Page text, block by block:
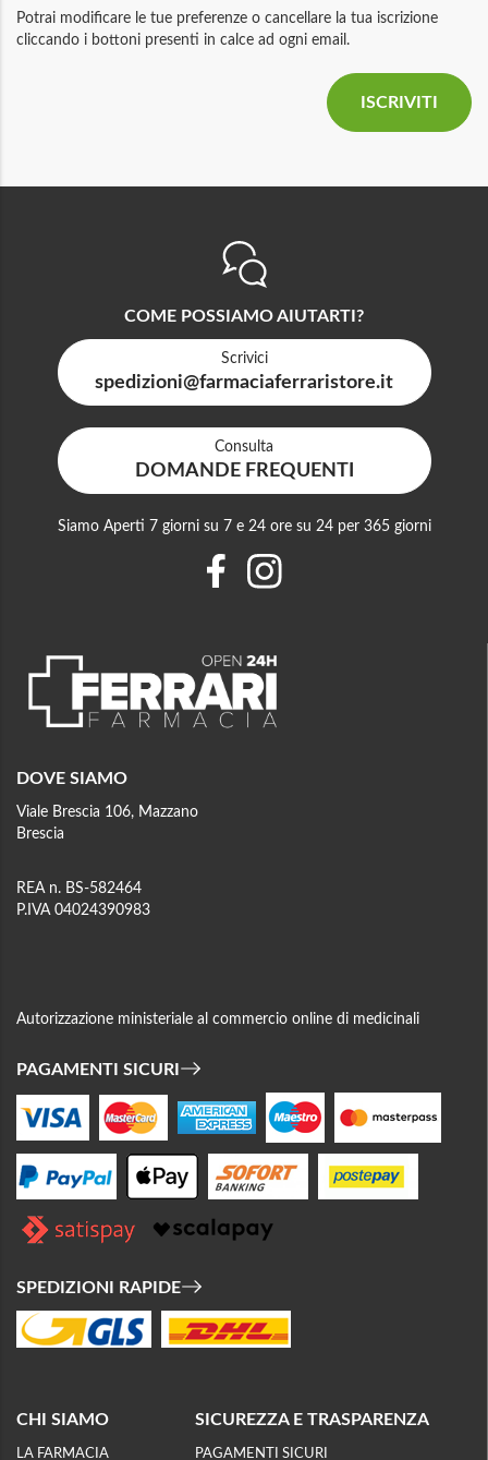
Potrai modificare le tue preferenze o cancellare la tua iscrizione
cliccando i bottoni presenti in calce ad ogni email.
DOVE SIAMO
Viale Brescia 106, Mazzano
Brescia
REA n. BS-582464
P.IVA 04024390983
Autorizzazione ministeriale al commercio online di medicinali
PAGAMENTI SICURI
SPEDIZIONI RAPIDE
CHI SIAMO
LA FARMACIA
SICUREZZA E TRASPARENZA
PAGAMENTI SICURI
COME POSSIAMO AIUTARTI?
Scrivici
spedizioni@farmaciaferraristore.it
Consulta
DOMANDE FREQUENTI
Siamo Aperti 7 giorni su 7 e 24 ore su 24 per 365 giorni